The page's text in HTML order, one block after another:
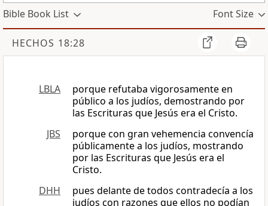
Bible Book List Font Size
HECHOS 18:28
LBLA
porque refutaba vigorosamente en
público a los judíos, demostrando por
las Escrituras que Jesús era el Cristo.
JBS
porque con gran vehemencia convencía
públicamente a los judíos, mostrando
por las Escrituras que Jesús era el
Cristo.
DHH
pues delante de todos contradecía a los
judíos con razones que ellos no podían